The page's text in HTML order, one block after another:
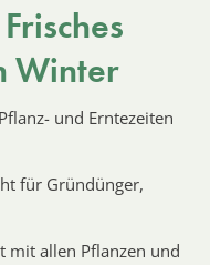
Winter
und Erntezeiten
für Gründünger,
mit allen Pflanzen und